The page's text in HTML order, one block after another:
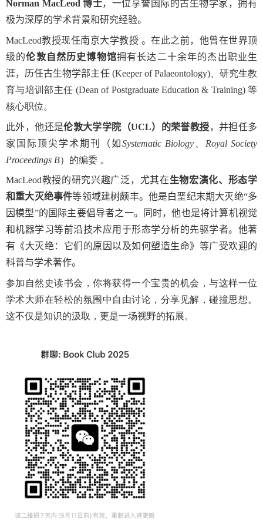
Norman MacLeod博士，一位享誉国际的古生物学家，拥有
极为深厚的学术背景和研究经验。
MacLeod教授现任南京大学教授 。在此之前，他曾在世界顶
级的伦敦自然历史博物馆拥有长达二十余年的杰出职业生
涯，历任古生物学部主任 (Keeper of Palaeontology)、研究生教
育与培训部主任 (Dean of Postgraduate Education & Training)等
核心职位。
此外，他还是伦敦大学学院（UCL）的荣誉教授，并担任多
家国际顶尖学术期刊（如 Systematic Biology
Royal Society
Proceedings B）的编委 。
MacLeod教授的研究兴趣广泛，尤其在生物宏演化、形态学
和重大灭绝事件等领域建树颇丰。他是白垩纪末期大灭绝“多
因模型”的国际主要倡导者之一。同时，他也是将计算机视觉
和机器学习等前沿技术应用于形态学分析的先驱学者。他著
有《大灭绝：它们的原因以及如何塑造生命》等广受欢迎的
科普与学术著作。
参加自然史读书会，你将获得一个宝贵的机会，与这样一位
学术大师在轻松的氛围中自由讨论，分享见解，碰撞思想。
这不仅是知识的汲取，更是一场视野的拓展。